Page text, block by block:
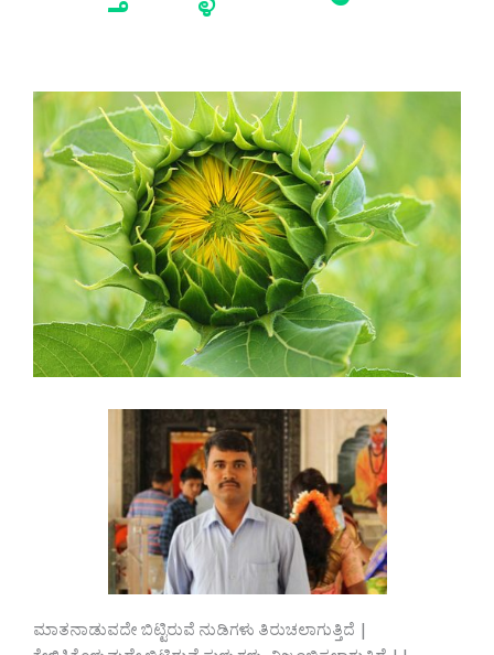
ಮಾತನಾಡುವದೇ ಬಿಟ್ಟಿರುವೆ ನುಡಿಗಳು ತಿರುಚಲಾಗುತ್ತಿದೆ |